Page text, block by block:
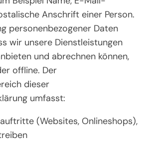
Anschrift einer Person.
personenbezogener Daten
wir unsere Dienstleistungen
und abrechnen können,
offline. Der
dieser
umfasst:
(Websites, Onlineshops),